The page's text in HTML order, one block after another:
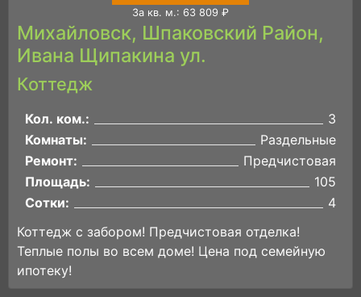
За кв. м.: 63 809 ₽
Михайловск, Шпаковский Район,
Ивана Щипакина ул.
Коттедж
Кол. ком.:
3
Комнаты:
Раздельные
Ремонт:
Предчистовая
Площадь:
105
Сотки:
4
Коттедж с забором! Предчистовая отделка!
Теплые полы во всем доме! Цена под семейную
ипотеку!